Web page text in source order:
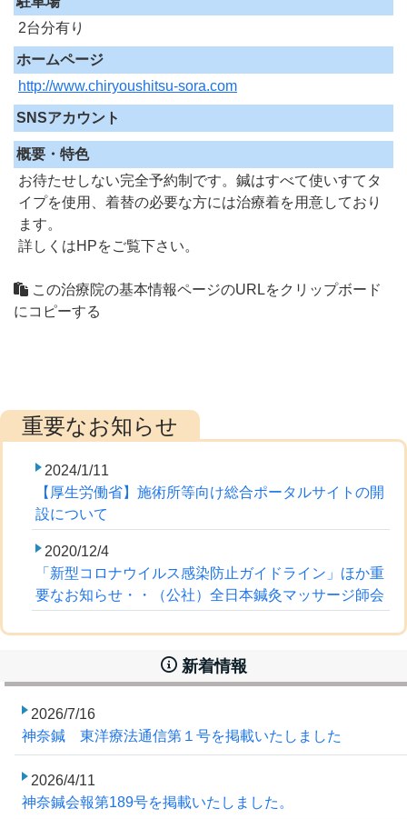
2台分有り
ホームページ
http://www.chiryoushitsu-sora.com
SNSアカウント
概要・特色
お待たせしない完全予約制です。鍼はすべて使いすてタ
イプを使用、着替の必要な方には治療着を用意しており
ます。
詳しくはHPをご覧下さい。
この治療院の基本情報ページのURLをクリップボード
にコピーする
2024/1/11
【厚生労働省】施術所等向け総合ポータルサイトの開
設について
2020/12/4
「新型コロナウイルス感染防止ガイドライン」ほか重
要なお知らせ・・（公社）全日本鍼灸マッサージ師会
新着情報
2026/7/16
神奈鍼 東洋療法通信第１号を掲載いたしました
2026/4/11
神奈鍼会報第189号を掲載いたしました。